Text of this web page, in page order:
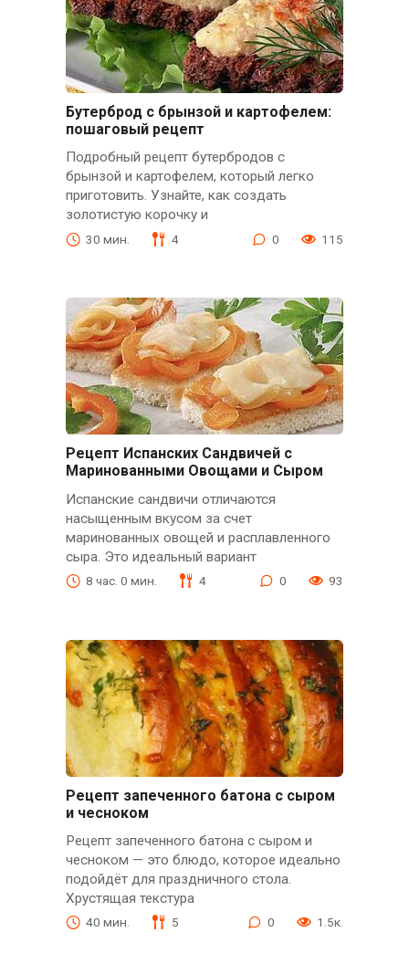
Бутерброд с брынзой и картофелем:
пошаговый рецепт
Подробный рецепт бутербродов с
брынзой и картофелем, который легко
приготовить. Узнайте, как создать
золотистую корочку и
30 мин. 4 0 115
Рецепт Испанских Сандвичей с
Маринованными Овощами и Сыром
Испанские сандвичи отличаются
насыщенным вкусом за счет
маринованных овощей и расплавленного
сыра. Это идеальный вариант
8 час. 0 мин. 4 0 93
Рецепт запеченного батона с сыром
и чесноком
Рецепт запеченного батона с сыром и
чесноком — это блюдо, которое идеально
подойдёт для праздничного стола.
Хрустящая текстура
40 мин. 5 0 1.5к.